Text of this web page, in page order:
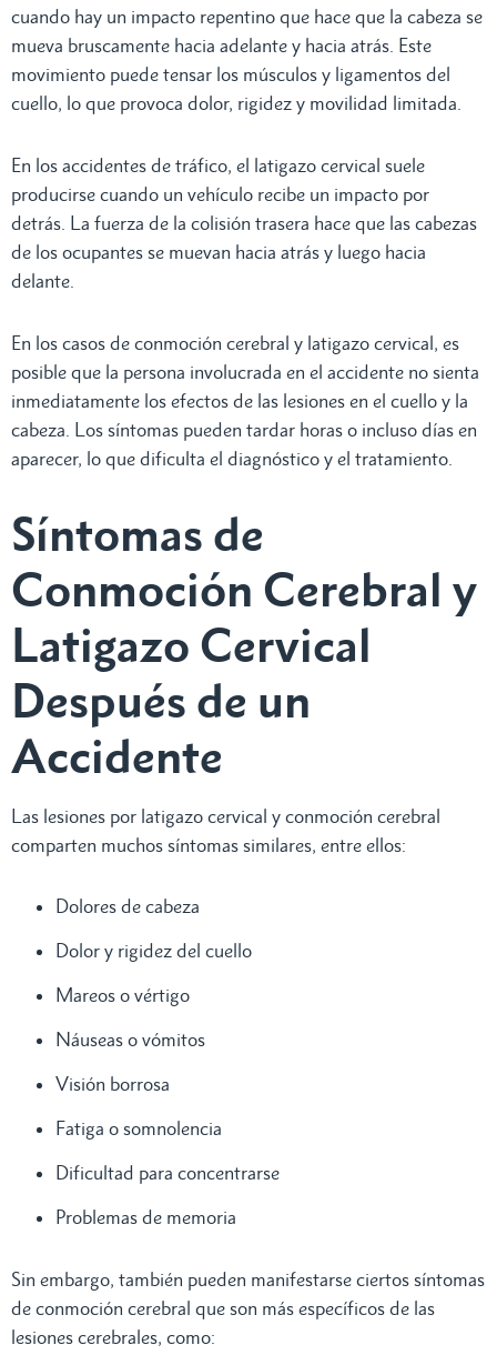
cuando hay un impacto repentino que hace que la cabeza se
mueva bruscamente hacia adelante y hacia atrás. Este
movimiento puede tensar los músculos y ligamentos del
cuello, lo que provoca dolor, rigidez y movilidad limitada.
En los accidentes de tráfico, el latigazo cervical suele
producirse cuando un vehículo recibe un impacto por
detrás. La fuerza de la colisión trasera hace que las cabezas
de los ocupantes se muevan hacia atrás y luego hacia
delante.
En los casos de conmoción cerebral y latigazo cervical, es
posible que la persona involucrada en el accidente no sienta
inmediatamente los efectos de las lesiones en el cuello y la
cabeza. Los síntomas pueden tardar horas o incluso días en
aparecer, lo que dificulta el diagnóstico y el tratamiento.
Síntomas de
Conmoción Cerebral y
Latigazo Cervical
Después de un
Accidente
Las lesiones por latigazo cervical y conmoción cerebral
comparten muchos síntomas similares, entre ellos:
Dolores de cabeza
Dolor y rigidez del cuello
Mareos o vértigo
Náuseas o vómitos
Visión borrosa
Fatiga o somnolencia
Dificultad para concentrarse
Problemas de memoria
Sin embargo, también pueden manifestarse ciertos síntomas
de conmoción cerebral que son más específicos de las
lesiones cerebrales, como: